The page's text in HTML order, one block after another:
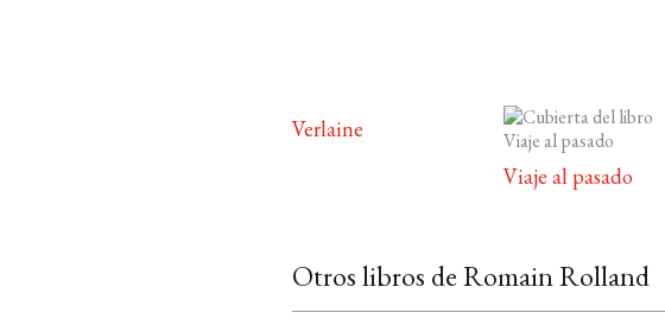
Verlaine
Viaje al pasado
Otros libros de Romain Rolland